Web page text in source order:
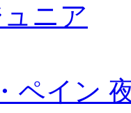
ニア
ペイン